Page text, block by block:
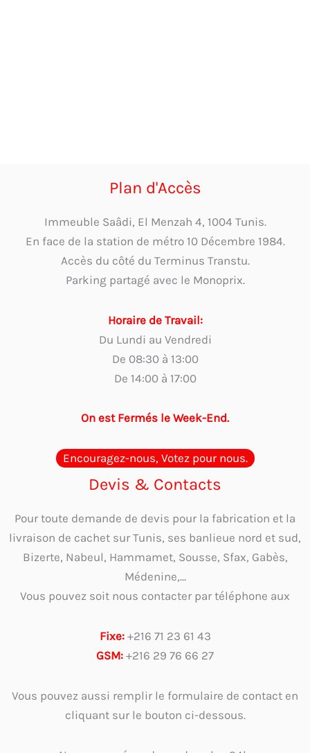
Plan d'Accès
Immeuble Saâdi, El Menzah 4, 1004 Tunis.
En face de la station de métro 10 Décembre 1984.
Accès du côté du Terminus Transtu.
Parking partagé avec le Monoprix.
Horaire de Travail:
Du Lundi au Vendredi
De 08:30 à 13:00
De 14:00 à 17:00
On est Fermés le Week-End.
Encouragez-nous, Votez pour nous.
Devis & Contacts
Pour toute demande de devis pour la fabrication et la
livraison de cachet sur Tunis, ses banlieue nord et sud,
Bizerte, Nabeul, Hammamet, Sousse, Sfax, Gabès,
Médenine,...
Vous pouvez soit nous contacter par téléphone aux
Fixe: +216 71 23 61 43
GSM: +216 29 76 66 27
Vous pouvez aussi remplir le formulaire de contact en
cliquant sur le bouton ci-dessous.